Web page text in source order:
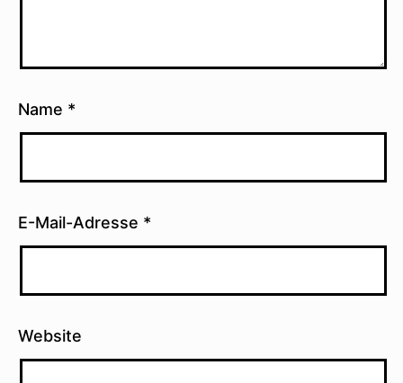
Name *
E-Mail-Adresse *
Website